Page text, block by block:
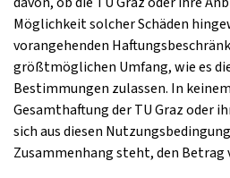
Möglichkeit solcher Schäden
vorangehenden
größtmöglichen Umfang, wie es
Bestimmungen zulassen. In
Gesamthaftung der TU Graz oder
sich aus diesen
Zusammenhang steht, den Betrag